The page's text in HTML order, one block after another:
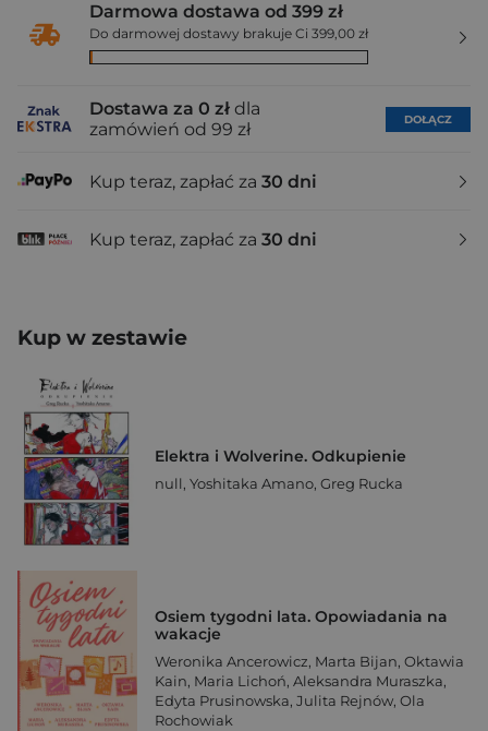
Darmowa dostawa od 399 zł
Do darmowej dostawy brakuje Ci 399,00 zł
Dostawa za 0 zł dla
zamówień od 99 zł
DOŁĄCZ
Kup teraz, zapłać za 30 dni
Kup teraz, zapłać za 30 dni
Kup w zestawie
Elektra i Wolverine. Odkupienie
null, Yoshitaka Amano, Greg Rucka
Osiem tygodni lata. Opowiadania na
wakacje
Weronika Ancerowicz, Marta Bijan, Oktawia
Kain, Maria Lichoń, Aleksandra Muraszka,
Edyta Prusinowska, Julita Rejnów, Ola
Rochowiak